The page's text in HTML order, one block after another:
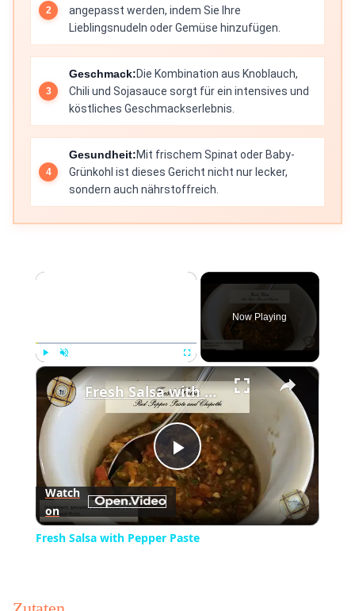
angepasst werden, indem Sie Ihre
Lieblingsnudeln oder Gemüse hinzufügen.
Geschmack:Die Kombination aus Knoblauch,
Chili und Sojasauce sorgt für ein intensives und
köstliches Geschmackserlebnis.
Gesundheit:Mit frischem Spinat oder Baby-
Grünkohl ist dieses Gericht nicht nur lecker,
sondern auch nährstoffreich.
×
Unmute Fullscreen
Now Playing
×
Play
Video
Fresh Salsa with Pepper Paste
Watch
on
Fresh Salsa with Pepper Paste